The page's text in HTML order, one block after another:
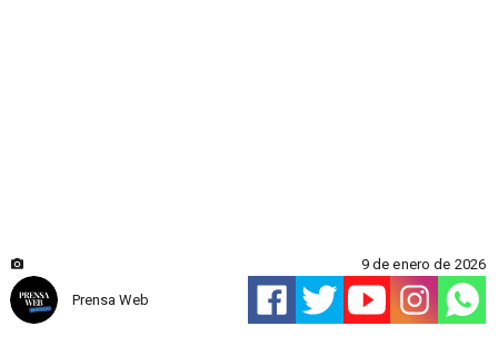
Prensa Web
9 de enero de 2026